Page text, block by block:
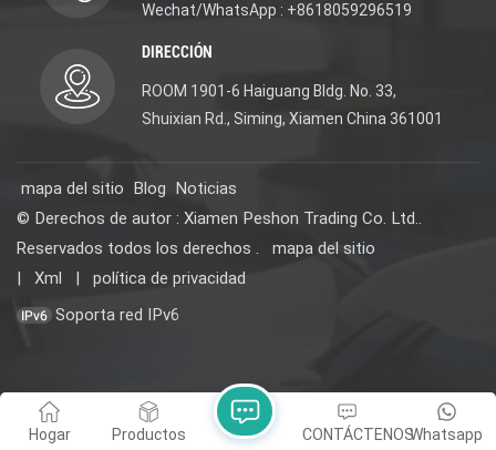
Wechat/WhatsApp : +8618059296519
DIRECCIÓN
ROOM 1901-6 Haiguang Bldg. No. 33,
Shuixian Rd., Siming, Xiamen China 361001
mapa del sitio Blog Noticias
© Derechos de autor : Xiamen Peshon Trading Co. Ltd..
Reservados todos los derechos .
mapa del sitio
|
Xml |
política de privacidad
Soporta red IPv6
Hogar Productos Whatsapp
CONTÁCTENOS